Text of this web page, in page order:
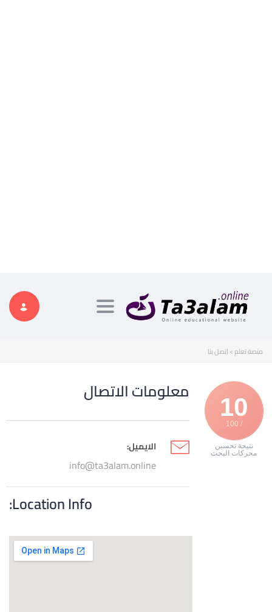
Toggle navigation
منصة تعلم> اتصل بنا
10
/ 100
نتيجة تحسين
محركات البحث
معلومات الاتصال
الايميل:
info@ta3alam.online
Location Info: